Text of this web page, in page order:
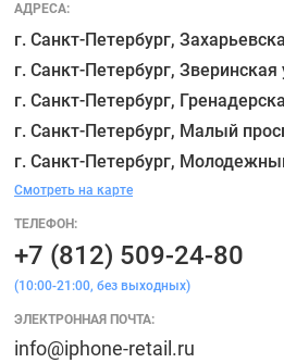
АДРЕСА:
г. Санкт-Петербург,
г. Санкт-Петербург, Зверинская
г. Санкт-Петербург,
г. Санкт-Петербург, Малый
Смотреть на карте
ТЕЛЕФОН:
+7 (812) 509-24-80
(10:00-21:00, без выходных)
ЭЛЕКТРОННАЯ ПОЧТА:
info@iphone-retail.ru